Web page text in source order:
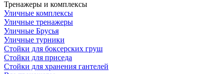
Тренажеры и комплексы
Уличные комплексы
Уличные тренажеры
Уличные Брусья
Уличные турники
Стойки для боксерских груш
Стойки для приседа
Стойки для хранения гантелей